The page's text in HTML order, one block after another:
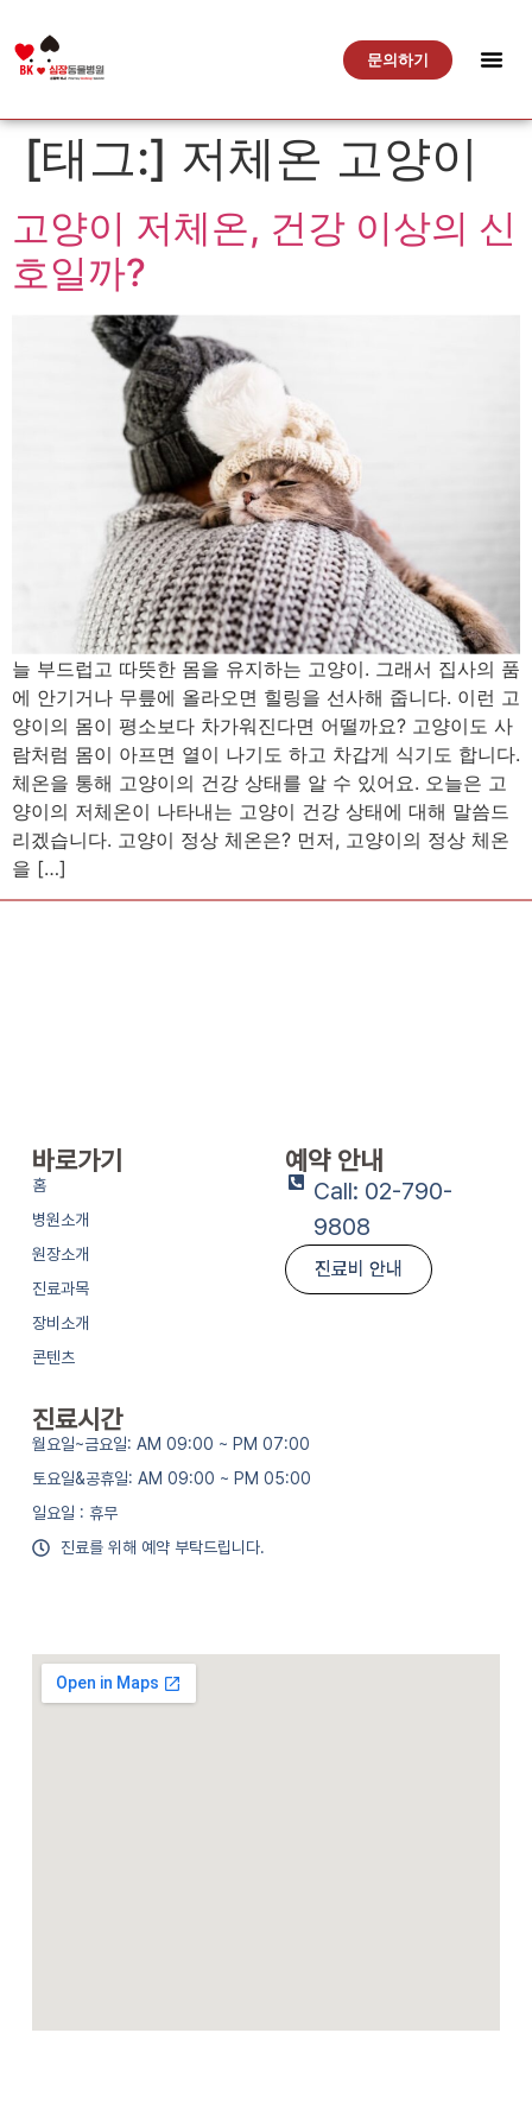
문의하기
[태그:] 저체온 고양이
고양이 저체온, 건강 이상의 신
호일까?
늘 부드럽고 따뜻한 몸을 유지하는 고양이. 그래서 집사의 품
에 안기거나 무릎에 올라오면 힐링을 선사해 줍니다. 이런 고
양이의 몸이 평소보다 차가워진다면 어떨까요? 고양이도 사
람처럼 몸이 아프면 열이 나기도 하고 차갑게 식기도 합니다.
체온을 통해 고양이의 건강 상태를 알 수 있어요. 오늘은 고
양이의 저체온이 나타내는 고양이 건강 상태에 대해 말씀드
리겠습니다. 고양이 정상 체온은? 먼저, 고양이의 정상 체온
을 […]
바로가기
홈
병원소개
원장소개
진료과목
장비소개
콘텐츠
예약 안내
Call: 02-790-
9808
진료비 안내
진료시간
월요일~금요일: AM 09:00 ~ PM 07:00
토요일&공휴일: AM 09:00 ~ PM 05:00
일요일 : 휴무
진료를 위해 예약 부탁드립니다.